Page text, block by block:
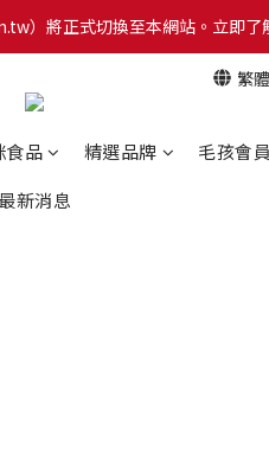
）將正式切換至本網站。立即了
）將正式切換至本網站。立即了
購物金！全館滿 $1,500 享免
繁
食品 精選品牌 毛孩會
最新消息